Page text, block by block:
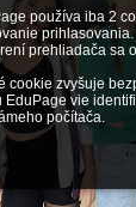
používa iba 2
prehliadača sa
cookie zvyšuje
EduPage vie
počítača.